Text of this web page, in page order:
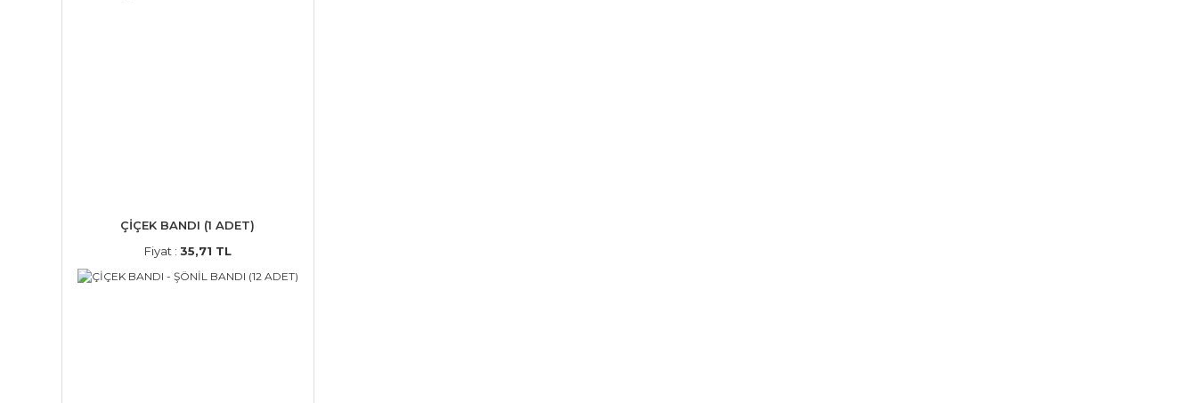
ÇİÇEK BANDI (1 ADET)
Fiyat : 35,71 TL